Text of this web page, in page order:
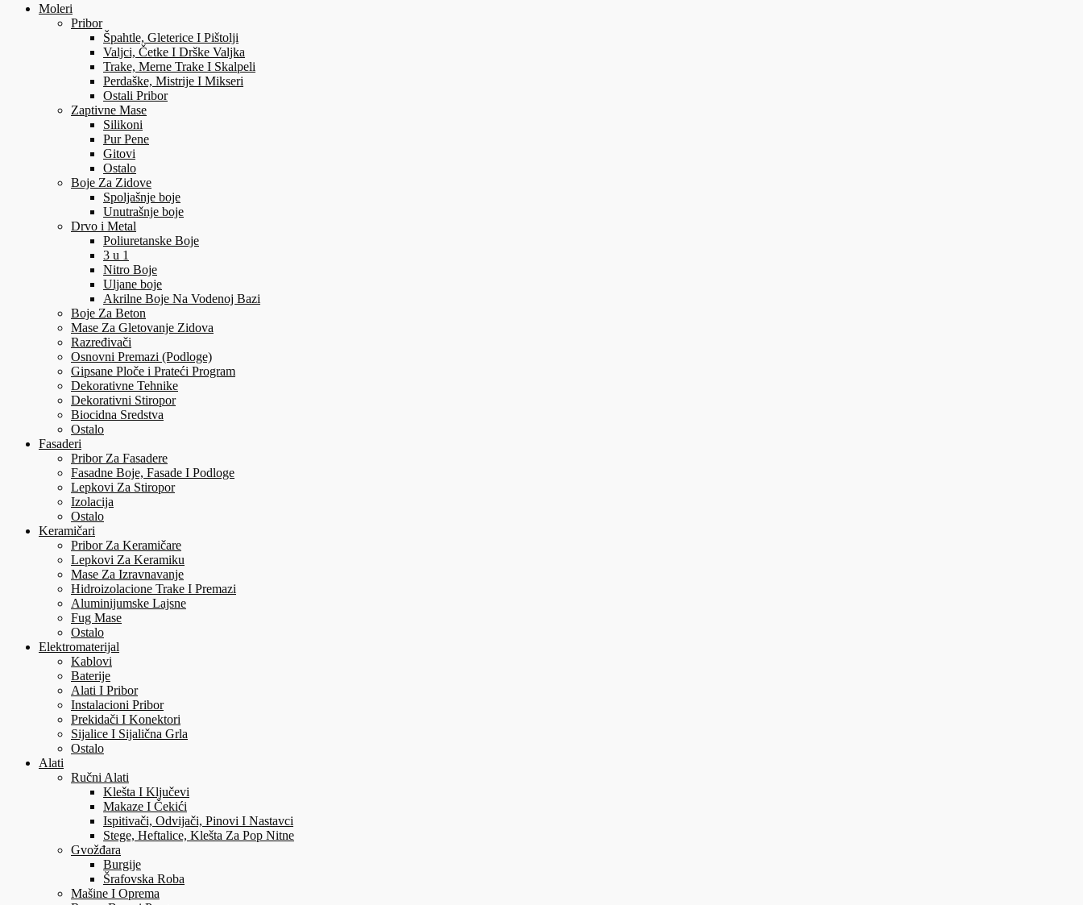
Moleri
Pribor
Špahtle, Gleterice I Pištolji
Valjci, Četke I Drške Valjka
Trake, Merne Trake I Skalpeli
Perdaške, Mistrije I Mikseri
Ostali Pribor
Zaptivne Mase
Silikoni
Pur Pene
Gitovi
Ostalo
Boje Za Zidove
Spoljašnje boje
Unutrašnje boje
Drvo i Metal
Poliuretanske Boje
3 u 1
Nitro Boje
Uljane boje
Akrilne Boje Na Vodenoj Bazi
Boje Za Beton
Mase Za Gletovanje Zidova
Razređivači
Osnovni Premazi (Podloge)
Gipsane Ploče i Prateći Program
Dekorativne Tehnike
Dekorativni Stiropor
Biocidna Sredstva
Ostalo
Fasaderi
Pribor Za Fasadere
Fasadne Boje, Fasade I Podloge
Lepkovi Za Stiropor
Izolacija
Ostalo
Keramičari
Pribor Za Keramičare
Lepkovi Za Keramiku
Mase Za Izravnavanje
Hidroizolacione Trake I Premazi
Aluminijumske Lajsne
Fug Mase
Ostalo
Elektromaterijal
Kablovi
Baterije
Alati I Pribor
Instalacioni Pribor
Prekidači I Konektori
Sijalice I Sijalična Grla
Ostalo
Alati
Ručni Alati
Klešta I Ključevi
Makaze I Čekići
Ispitivači, Odvijači, Pinovi I Nastavci
Stege, Heftalice, Klešta Za Pop Nitne
Gvožđara
Burgije
Šrafovska Roba
Mašine I Oprema